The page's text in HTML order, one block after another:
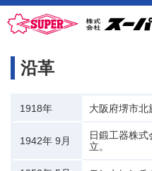
沿革
1918年 大阪府堺市北
1942年 9月
日鍛工器株
立。